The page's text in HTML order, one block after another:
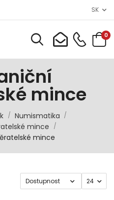
SK
0
mince
/ Numismatika /
mince /
mince